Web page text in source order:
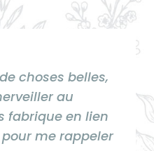
choses belles,
au
fabrique en lien
me rappeler